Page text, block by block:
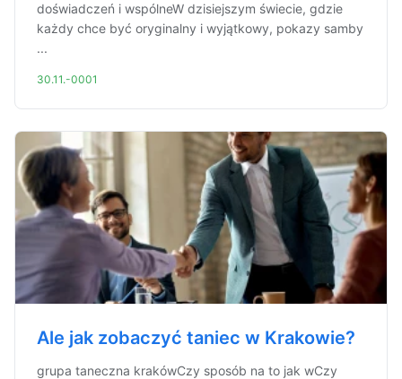
doświadczeń i wspólneW dzisiejszym świecie, gdzie
każdy chce być oryginalny i wyjątkowy, pokazy samby
...
30.11.-0001
Ale jak zobaczyć taniec w Krakowie?
grupa taneczna krakówCzy sposób na to jak wCzy